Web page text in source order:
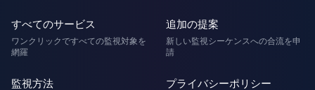
すべてのサービス
ワンクリックですべての監視対象を
網羅
追加の提案
新しい監視シーケンスへの合流を申
請
監視方法 プライバシーポリシー